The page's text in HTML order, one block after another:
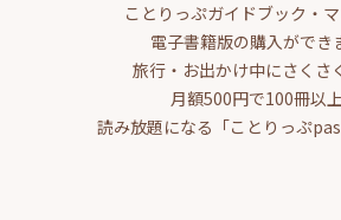
ことりっぷガイドブック・
電子書籍版の購入ができ
旅行・お出かけ中にさくさ
月額500円で100冊以
読み放題になる「ことりっぷ